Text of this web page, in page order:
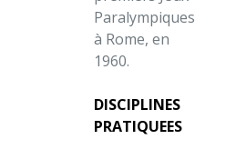
Paralympiques
à Rome, en
1960.
DISCIPLINES
PRATIQUEES